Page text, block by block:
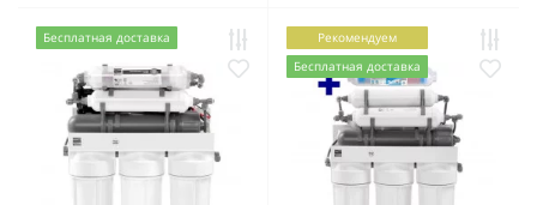
Бесплатная доставка
Рекомендуем
Бесплатная доставка